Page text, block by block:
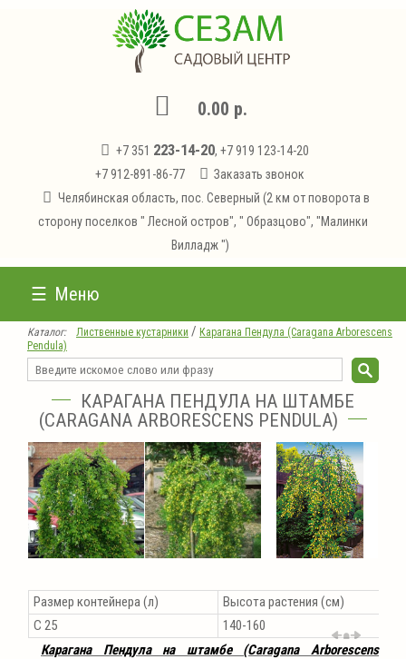
0.00 р.
+7 351 223-14-20, +7 919 123-14-20
+7 912-891-86-77
Заказать звонок
Челябинская область, пос. Северный (2 км от поворота в
сторону поселков " Лесной остров", " Образцово", "Малинки
Вилладж ")
Меню
Каталог: Лиственные кустарники / Карагана Пендула (Caragana Arborescens
Pendula)
КАРАГАНА ПЕНДУЛА НА ШТАМБЕ
(CARAGANA ARBORESCENS PENDULA)
Размер контейнера (л)
Высота растения (см)
С 25
140-160
Карагана Пендула на штамбе (Caragana Arborescens